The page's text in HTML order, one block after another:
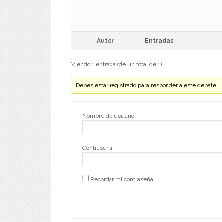
Autor Entradas
Viendo 1 entrada (de un total de 1)
Debes estar registrado para responder a este debate.
Nombre de usuario:
Contraseña:
Recordar mi contraseña